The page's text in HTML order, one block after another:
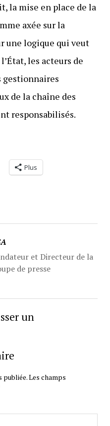
la mise en place de la
axée sur la
une logique qui veut
les acteurs de
gestionnaires
de la chaîne des
responsabilisés.
Plus
et Directeur de la
de presse
un
publiée.Les champs